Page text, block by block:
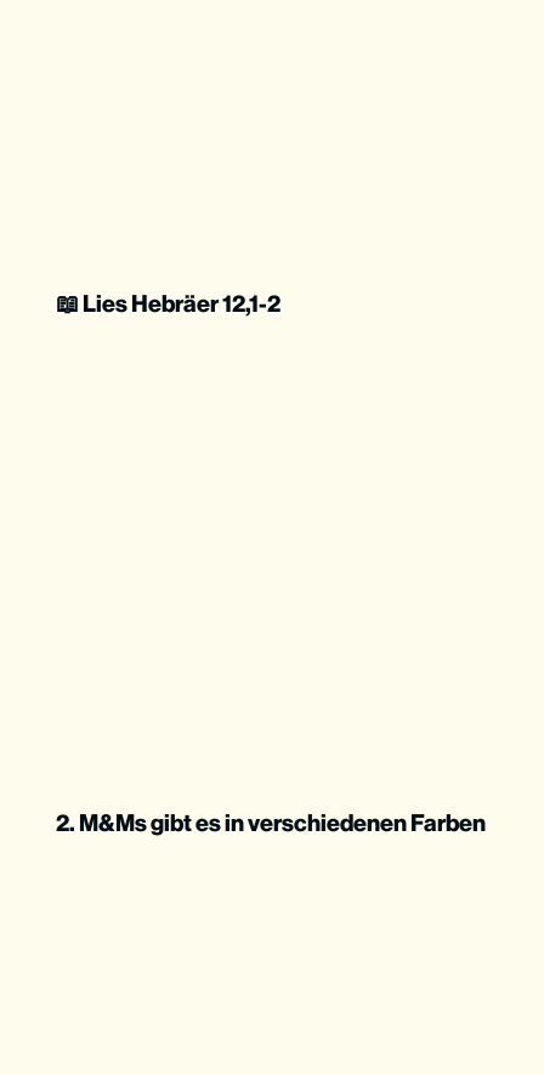
📖 Lies Hebräer 12,1-2
2. M&Ms gibt es in verschiedenen Farben